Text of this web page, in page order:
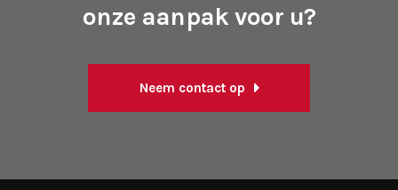
onze aanpak voor u?
Neem contact op